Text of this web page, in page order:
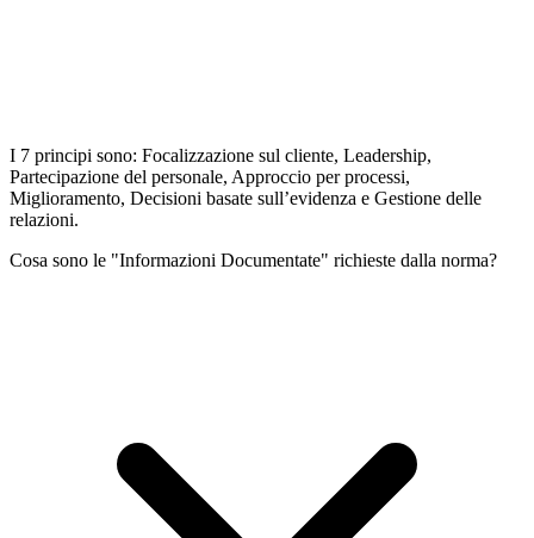
I 7 principi sono: Focalizzazione sul cliente, Leadership,
Partecipazione del personale, Approccio per processi,
Miglioramento, Decisioni basate sull’evidenza e Gestione delle
relazioni.
Cosa sono le "Informazioni Documentate" richieste dalla norma?